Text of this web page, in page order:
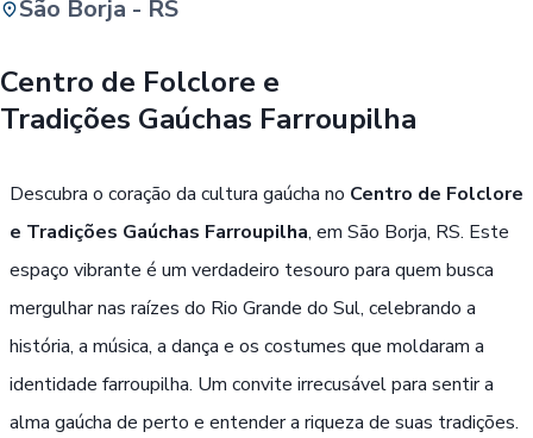
i Passe Livre, Idoso ou ID Jovem
São Borja - RS
Centro de Folclore e
Tradições Gaúchas Farroupilha
Descubra o coração da cultura gaúcha no Centro de Folclore
e Tradições Gaúchas Farroupilha, em São Borja, RS. Este
espaço vibrante é um verdadeiro tesouro para quem busca
mergulhar nas raízes do Rio Grande do Sul, celebrando a
história, a música, a dança e os costumes que moldaram a
identidade farroupilha. Um convite irrecusável para sentir a
alma gaúcha de perto e entender a riqueza de suas tradições.